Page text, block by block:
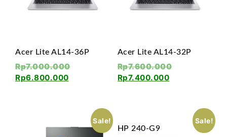
Acer Lite AL14-36P
Rp7.000.000
Rp6.800.000
Acer Lite AL14-32P
Rp7.600.000
Rp7.400.000
Sale!
Sale!
HP 240-G9